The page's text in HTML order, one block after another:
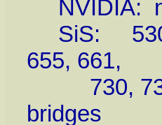
NVIDIA:
SiS: 530,
655, 661,
730, 735,
bridges